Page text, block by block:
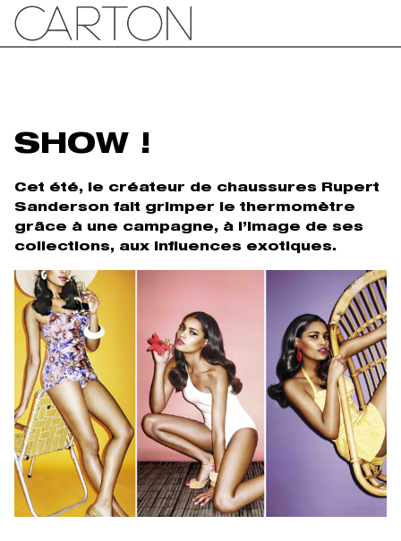
SHOW !
Cet été, le créateur de chaussures Rupert
Sanderson fait grimper le thermomètre
grâce à une campagne, à l’image de ses
collections, aux influences exotiques.